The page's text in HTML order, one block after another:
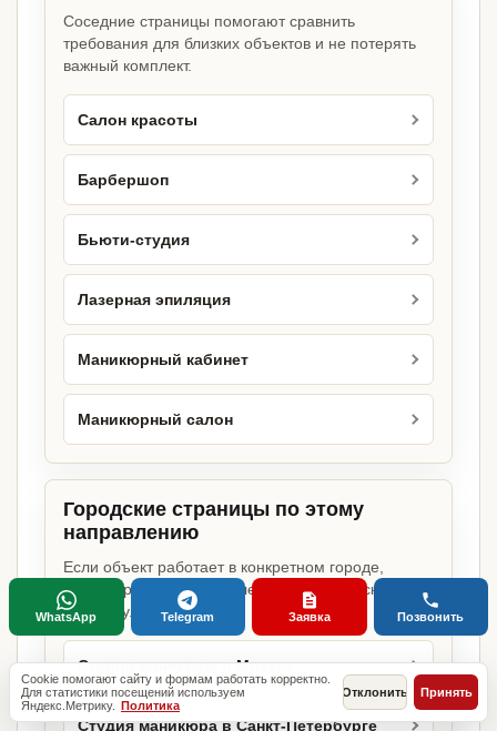
Соседние страницы помогают сравнить
требования для близких объектов и не потерять
важный комплект.
Салон красоты
Барбершоп
Бьюти-студия
Лазерная эпиляция
Маникюрный кабинет
Маникюрный салон
Городские страницы по этому
направлению
Если объект работает в конкретном городе,
можно сразу открыть релевантную городскую
страницу.
Студия маникюра в Москве
Студия маникюра в Санкт-Петербурге
Cookie помогают сайту и формам работать корректно.
Для статистики посещений используем
Яндекс.Метрику. Политика
Отклонить Принять
WhatsApp Telegram Заявка Позвонить